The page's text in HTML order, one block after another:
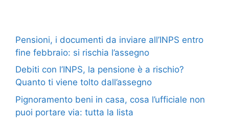
Pensioni, i documenti da inviare all’INPS entro
fine febbraio: si rischia l’assegno
Debiti con l’INPS, la pensione è a rischio?
Quanto ti viene tolto dall’assegno
Pignoramento beni in casa, cosa l’ufficiale non
puoi portare via: tutta la lista